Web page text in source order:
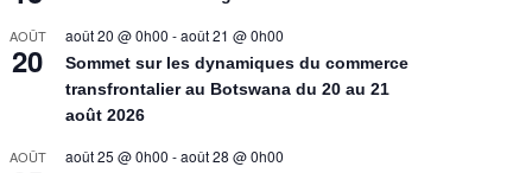
AOÛT
20
août 20 @ 0h00 -août 21 @ 0h00
Sommet sur les dynamiques du commerce
transfrontalier au Botswana du 20 au 21
août 2026
AOÛT août 25 @ 0h00 -août 28 @ 0h00